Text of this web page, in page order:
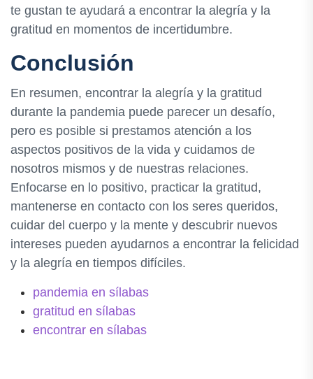
te gustan te ayudará a encontrar la alegría y la
gratitud en momentos de incertidumbre.
Conclusión
En resumen, encontrar la alegría y la gratitud
durante la pandemia puede parecer un desafío,
pero es posible si prestamos atención a los
aspectos positivos de la vida y cuidamos de
nosotros mismos y de nuestras relaciones.
Enfocarse en lo positivo, practicar la gratitud,
mantenerse en contacto con los seres queridos,
cuidar del cuerpo y la mente y descubrir nuevos
intereses pueden ayudarnos a encontrar la felicidad
y la alegría en tiempos difíciles.
pandemia en sílabas
gratitud en sílabas
encontrar en sílabas